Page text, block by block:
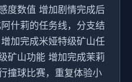
度数值 增加剧情完成后
什莉的任务线，分支结
加完成米娅特级矿山任
矿山功能 增加完成茉莉
撞球比赛，重复体验小